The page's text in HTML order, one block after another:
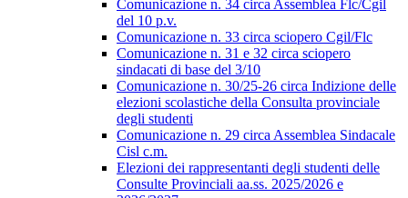
Comunicazione n. 34 circa Assemblea Flc/Cgil
del 10 p.v.
Comunicazione n. 33 circa sciopero Cgil/Flc
Comunicazione n. 31 e 32 circa sciopero
sindacati di base del 3/10
Comunicazione n. 30/25-26 circa Indizione delle
elezioni scolastiche della Consulta provinciale
degli studenti
Comunicazione n. 29 circa Assemblea Sindacale
Cisl c.m.
Elezioni dei rappresentanti degli studenti delle
Consulte Provinciali aa.ss. 2025/2026 e